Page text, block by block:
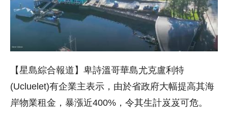
【星島綜合報道】卑詩溫哥華島尤克盧利特
(Ucluelet)有企業主表示，由於省政府大幅提高其海
岸物業租金，暴漲近400%，令其生計岌岌可危。